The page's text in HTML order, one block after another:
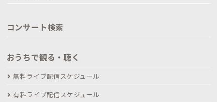
コンサート検索
おうちで観る・聴く
無料ライブ配信スケジュール
有料ライブ配信スケジュール